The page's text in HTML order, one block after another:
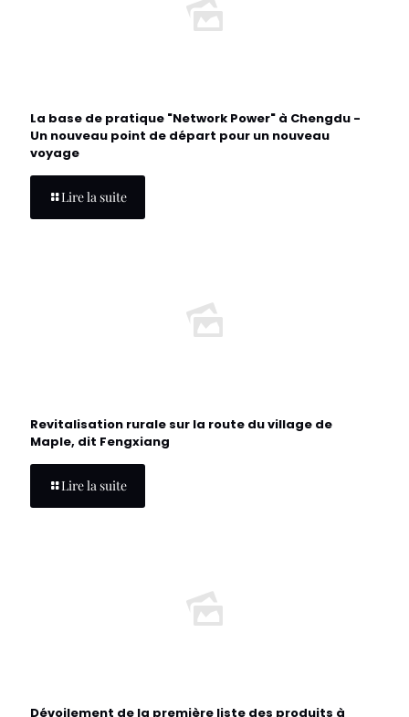
La base de pratique "Network Power" à Chengdu -
Un nouveau point de départ pour un nouveau
voyage
Lire la suite
Revitalisation rurale sur la route du village de
Maple, dit Fengxiang
Lire la suite
Dévoilement de la première liste des produits à